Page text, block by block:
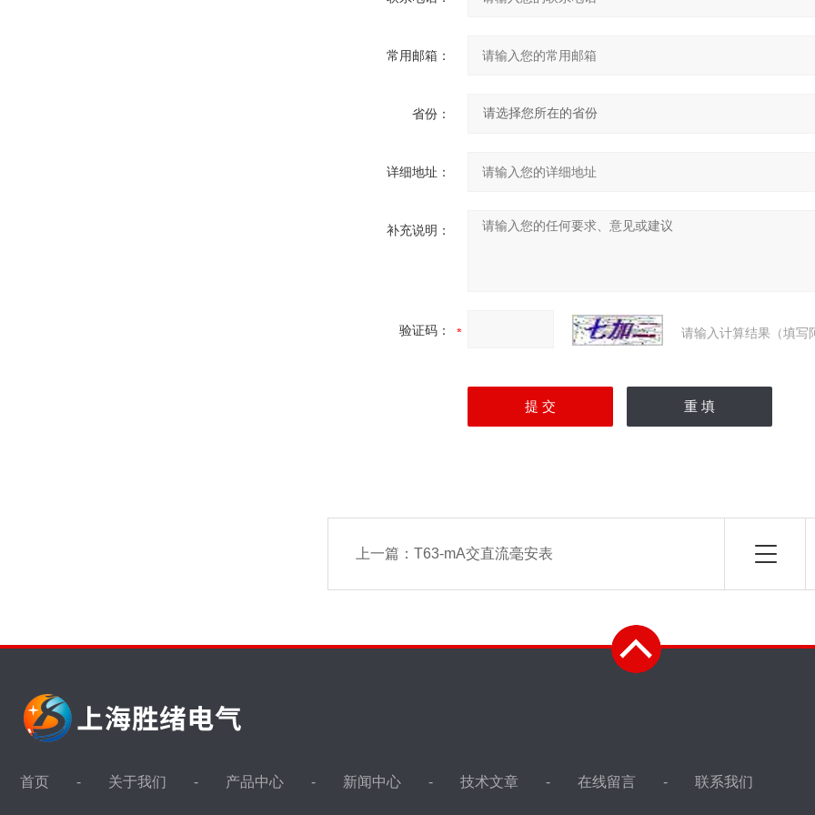
常用邮箱：
省份：
详细地址：
补充说明：
验证码： 请输入计算结果（填写
上一篇： T63-mA交直流毫安表
首页 关于我们 产品中心 新闻中心 技术文章 在线留言 联系我们